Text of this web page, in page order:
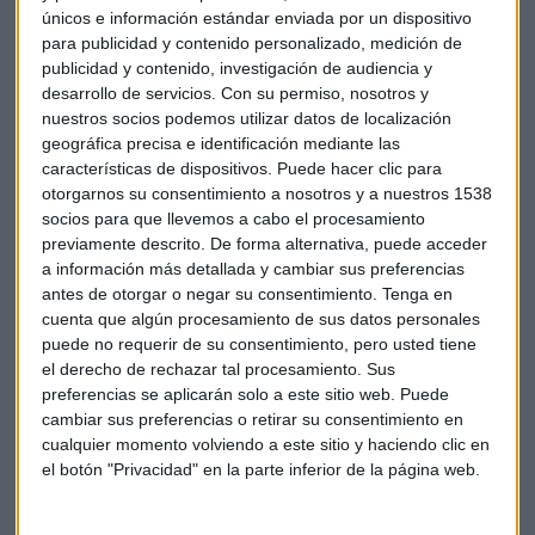
únicos e información estándar enviada por un dispositivo
para publicidad y contenido personalizado, medición de
publicidad y contenido, investigación de audiencia y
desarrollo de servicios. Con su permiso, nosotros y
nuestros socios podemos utilizar datos de localización
geográfica precisa e identificación mediante las
características de dispositivos. Puede hacer clic para
otorgarnos su consentimiento a nosotros y a nuestros 1538
socios para que llevemos a cabo el procesamiento
previamente descrito. De forma alternativa, puede acceder
a información más detallada y cambiar sus preferencias
antes de otorgar o negar su consentimiento. Tenga en
cuenta que algún procesamiento de sus datos personales
puede no requerir de su consentimiento, pero usted tiene
el derecho de rechazar tal procesamiento. Sus
preferencias se aplicarán solo a este sitio web. Puede
cambiar sus preferencias o retirar su consentimiento en
cualquier momento volviendo a este sitio y haciendo clic en
el botón "Privacidad" en la parte inferior de la página web.
El principal canal natural que renueva sus aguas ha perdido
el 80% de su extensión y profundidad. El Mar Menor (en la
región de Murcia) está perdiendo las conexiones con el
Mediterráneo de forma acelerada. Usando imágenes por
satélite, un grupo de investigadores ha comprobado que el
principal canal natural que conecta ambos mares se ha
cerrado en un 80%. Además, mediante un dron marino, han
medido el fondo de lo que queda abierto. El promedio
apenas llega a los 25 centímetros. Si esta puerta a la
renovación del agua se cierra, la temperatura, salinidad,
clorofila y turbidez podrían comprometer el futuro de la
laguna.
Muere Jesús Mosterín, el filósofo de espíritu científico
El pensador, defensor de la eutanasia como parte de su